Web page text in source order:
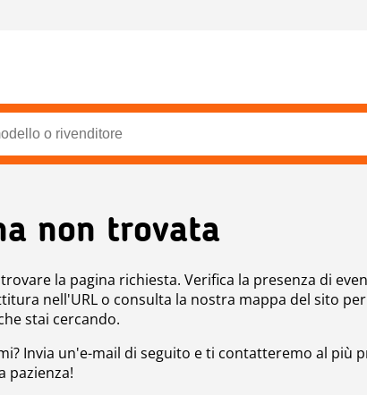
non trovata
la pagina richiesta. Verifica la presenza di
nell'URL o consulta la nostra mappa del sito per
stai cercando.
Invia un'e-mail di seguito e ti contatteremo al più
pazienza!